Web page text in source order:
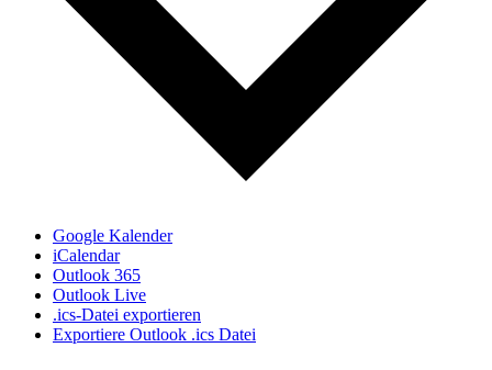
Google Kalender
iCalendar
Outlook 365
Outlook Live
.ics-Datei exportieren
Exportiere Outlook .ics Datei